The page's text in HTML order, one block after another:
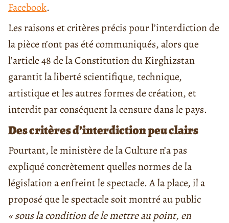
Facebook.
Les raisons et critères précis pour l’interdiction de
la pièce n’ont pas été communiqués, alors que
l’article 48 de la Constitution du Kirghizstan
garantit la liberté scientifique, technique,
artistique et les autres formes de création, et
interdit par conséquent la censure dans le pays.
Des critères d’interdiction peu clairs
Pourtant, le ministère de la Culture n’a pas
expliqué concrètement quelles normes de la
législation a enfreint le spectacle. A la place, il a
proposé que le spectacle soit montré au public
« sous la condition de le mettre au point, en